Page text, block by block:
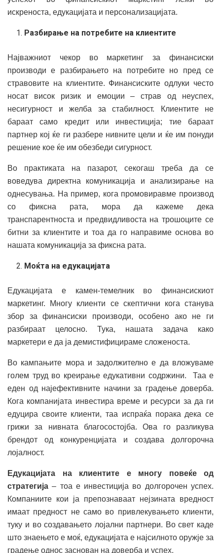
искреноста, едукацијата и персонализацијата.
Разбирање на потребите на клиентите
Најважниот чекор во маркетинг за финансиски
производи е разбирањето на потребите но пред се
стравовите на клиентите. Финансиските одлуки често
носат висок ризик и емоции – страв од неуспех,
несигурност и желба за стабилност. Клиентите не
бараат само кредит или инвестиција; тие бараат
партнер кој ќе ги разбере нивните цели и ќе им понуди
решение кое ќе им обезбеди сигурност.
Во практиката на пазарот, секогаш треба да се
воведува директна комуникација и анализирање на
однесувања. На пример, кога промовиравме производ
со фиксна рата, мора да кажеме дека
транспарентноста и предвидливоста на трошоците се
битни за клиентите и тоа да го направиме основа во
нашата комуникација за фиксна рата.
Моќта на едукацијата
Едукацијата е камен-темелник во финансискиот
маркетинг. Многу клиенти се скептични кога станува
збор за финансиски производи, особено ако не ги
разбираат целосно. Тука, нашата задача како
маркетери е да ја демистифицираме сложеноста.
Во кампањите мора и задолжително е да вложуваме
голем труд во креирање едукативни содржини. Таа е
еден од најефективните начини за градење доверба.
Кога компанијата инвестира време и ресурси за да ги
едуцира своите клиенти, таа испраќа порака дека се
грижи за нивната благосостојба. Ова го разликува
брендот од конкуренцијата и создава долгорочна
лојалност.
Едукацијата на клиентите е многу повеќе од
стратегија – тоа е инвестиција во долгорочен успех.
Компаниите кои ја препознаваат нејзината вредност
имаат предност не само во привлекувањето клиенти,
туку и во создавањето лојални партнери. Во свет каде
што знаењето е моќ, едукацијата е најсилното оружје за
градење однос заснован на доверба и успех.